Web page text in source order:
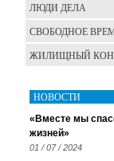
ЛЮДИ ДЕЛА
СВОБОДНОЕ
ЖИЛИЩНЫЙ
НОВОСТИ
«Вместе мы
жизней»
01 / 07 / 2024